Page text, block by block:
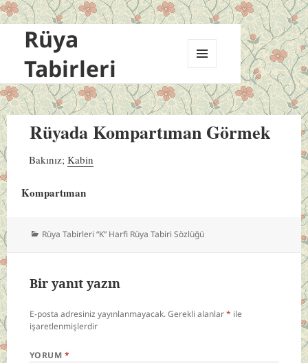
Rüya
Tabirleri
VE
BILEŞENLER
Rüyada Kompartıman Görmek
Bakınız;Kabin
Kompartıman
Kategoriler
Rüya Tabirleri “K” Harfi Rüya Tabiri Sözlüğü
Bir yanıt yazın
E-posta adresiniz yayınlanmayacak.Gerekli alanlar* ile
işaretlenmişlerdir
YORUM *